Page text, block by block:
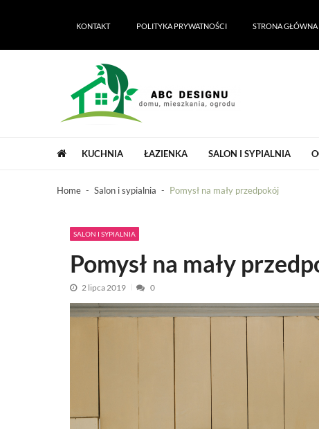
KONTAKT POLITYKA PRYWATNOŚCI STRONA GŁÓWNA
KUCHNIA ŁAZIENKA SALON I SYPIALNIA
Home Salon i sypialnia Pomysł na mały przedpokój
SALON I SYPIALNIA
Pomysł na mały
2 lipca 2019 0